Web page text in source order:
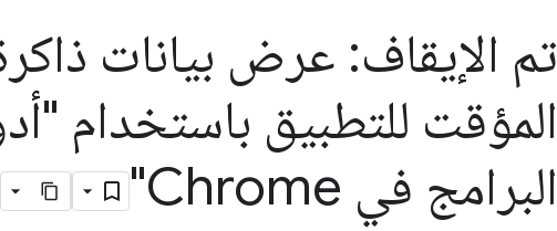
تم الإيقاف: عرض بيانات
المؤقت للتطبيق باستخدام
البرامج في Chrome"